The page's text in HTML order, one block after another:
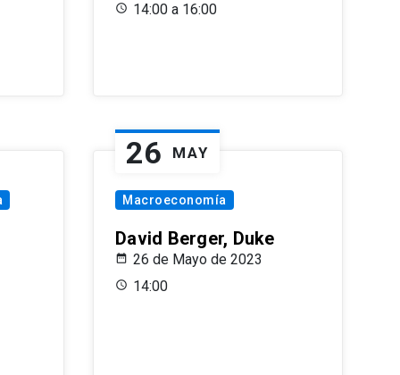
14:00 a 16:00
26 MAY
Macroeconomía
David Berger, Duke
26 de Mayo de 2023
14:00